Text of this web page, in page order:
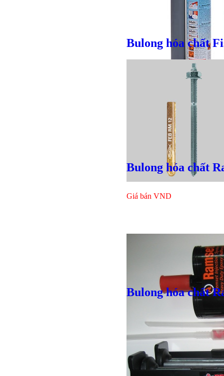
Bulong
Bulong hóa chất
Giá bán VND
Bulong hóa chất
Bulong hóa chất